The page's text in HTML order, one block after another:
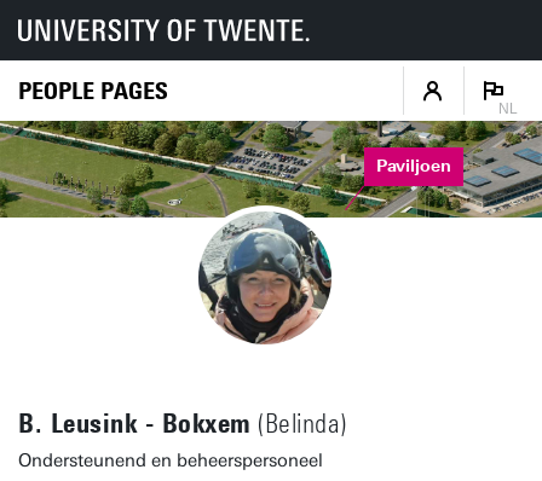
PEOPLE PAGES
NL
Paviljoen
B. Leusink - Bokxem (Belinda)
Ondersteunend en beheerspersoneel